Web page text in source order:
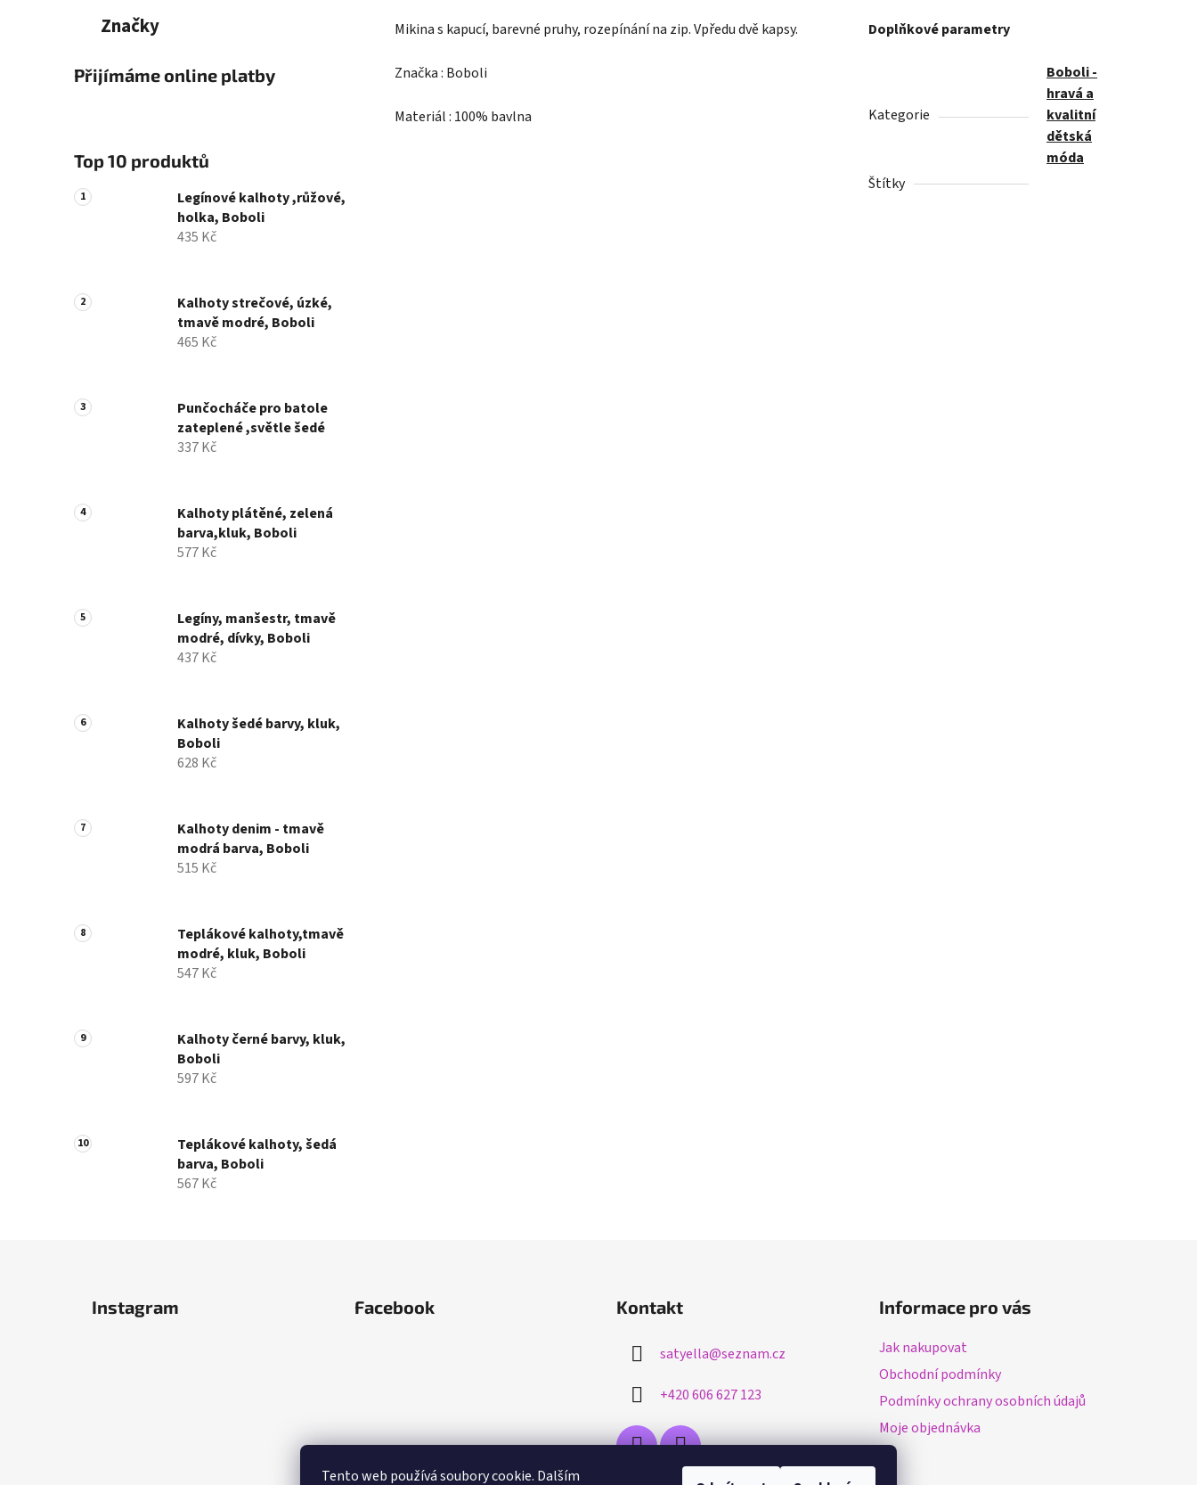
Tento web používá soubory cookie. Dalším
Značky
Přijímáme online platby
Top 10 produktů
Legínové kalhoty ,růžové,
holka, Boboli
435 Kč
Kalhoty strečové, úzké,
tmavě modré, Boboli
465 Kč
Punčocháče pro batole
zateplené ,světle šedé
337 Kč
Kalhoty plátěné, zelená
barva,kluk, Boboli
577 Kč
Legíny, manšestr, tmavě
modré, dívky, Boboli
437 Kč
Kalhoty šedé barvy, kluk,
Boboli
628 Kč
Kalhoty denim - tmavě
modrá barva, Boboli
515 Kč
Teplákové kalhoty,tmavě
modré, kluk, Boboli
547 Kč
Kalhoty černé barvy, kluk,
Boboli
597 Kč
Teplákové kalhoty, šedá
barva, Boboli
567 Kč
Mikina s kapucí, barevné pruhy, rozepínání na zip. Vpředu dvě kapsy.
Značka : Boboli
Materiál : 100% bavlna
Doplňkové parametry
Kategorie
Boboli -
hravá a
kvalitní
dětská
móda
Štítky
Instagram Facebook Kontakt
satyella@seznam.cz
+420 606 627 123
Informace pro vás
Jak nakupovat
Obchodní podmínky
Podmínky ochrany osobních údajů
Moje objednávka